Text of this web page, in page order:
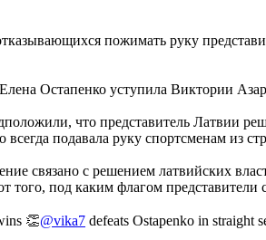
пожимать руку
Остапенко уступила Виктории
что представитель Латвии
подавала руку спортсменам из
связано с решением латвийских
того, под каким флагом представители
👏@vika7 defeats Ostapenko in straight